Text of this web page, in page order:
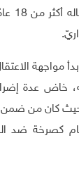
وصل
.
مواجهة
خاض عدة
كصرخة ضد